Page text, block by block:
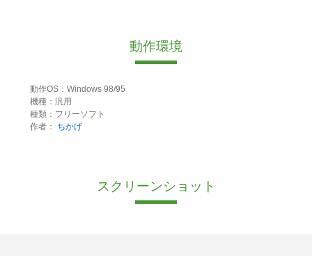
動作環境
動作OS：Windows 98/95
機種：汎用
種類：フリーソフト
作者：
ちかげ
スクリーンショット